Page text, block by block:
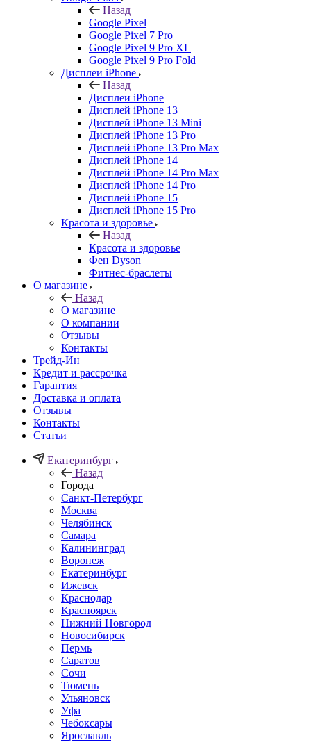
Назад
Google Pixel
Google Pixel 7 Pro
Google Pixel 9 Pro XL
Google Pixel 9 Pro Fold
Дисплеи iPhone
Назад
Дисплеи iPhone
Дисплей iPhone 13
Дисплей iPhone 13 Mini
Дисплей iPhone 13 Pro
Дисплей iPhone 13 Pro Max
Дисплей iPhone 14
Дисплей iPhone 14 Pro Max
Дисплей iPhone 14 Pro
Дисплей iPhone 15
Дисплей iPhone 15 Pro
Красота и здоровье
Назад
Красота и здоровье
Фен Dyson
Фитнес-браслеты
О магазине
Назад
О магазине
О компании
Отзывы
Контакты
Трейд-Ин
Кредит и рассрочка
Гарантия
Доставка и оплата
Отзывы
Контакты
Статьи
Екатеринбург
Назад
Города
Санкт-Петербург
Москва
Челябинск
Самара
Калининград
Воронеж
Екатеринбург
Ижевск
Краснодар
Красноярск
Нижний Новгород
Новосибирск
Пермь
Саратов
Сочи
Тюмень
Ульяновск
Уфа
Чебоксары
Ярославль